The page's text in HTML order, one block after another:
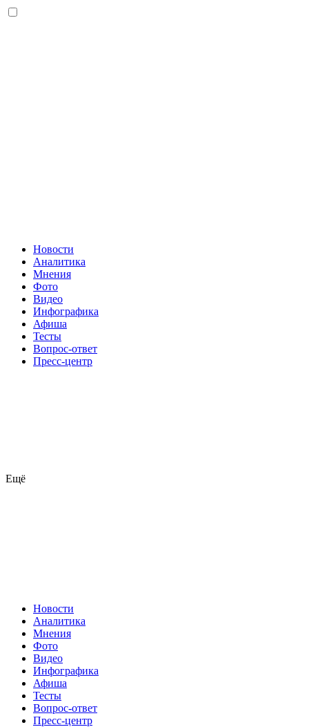
Новости
Аналитика
Мнения
Фото
Видео
Инфографика
Афиша
Тесты
Вопрос-ответ
Пресс-центр
Ещё
Новости
Аналитика
Мнения
Фото
Видео
Инфографика
Афиша
Тесты
Вопрос-ответ
Пресс-центр